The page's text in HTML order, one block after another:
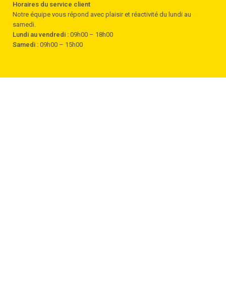
Horaires du service client
Notre équipe vous répond avec plaisir et réactivité du lundi au
samedi.
Lundi au vendredi : 09h00 – 18h00
Samedi : 09h00 – 15h00